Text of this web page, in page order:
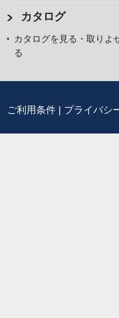
カタログ
カタログを見る・取りよ
る
ご利用条件 | プライバシ